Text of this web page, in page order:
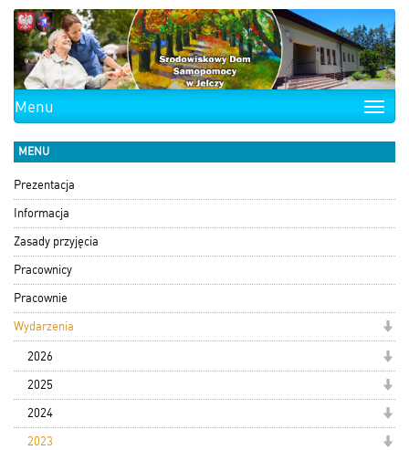
Toggle
Menu
MENU
Prezentacja
Informacja
Zasady przyjęcia
Pracownicy
Pracownie
Wydarzenia
2026
2025
2024
2023